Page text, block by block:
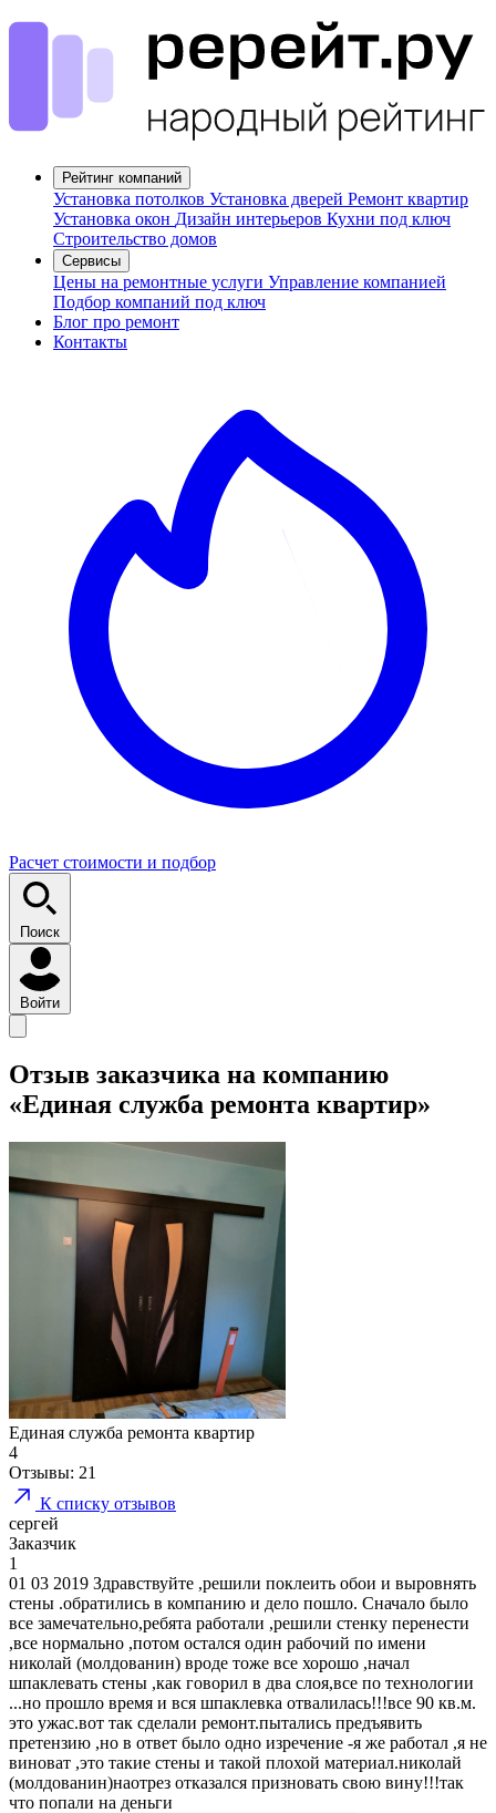
Рейтинг компаний
Установка потолков Установка дверей Ремонт квартир
Установка окон Дизайн интерьеров Кухни под ключ
Строительство домов
Сервисы
Цены на ремонтные услуги Управление компанией
Подбор компаний под ключ
Блог про ремонт
Контакты
Расчет стоимости и подбор
Поиск
Войти
Отзыв заказчика на компанию
«Единая служба ремонта квартир»
Единая служба ремонта квартир
4
Отзывы: 21
К списку отзывов
сергей
Заказчик
1
01 03 2019 Здравствуйте ,решили поклеить обои и выровнять
стены .обратились в компанию и дело пошло. Сначало было
все замечательно,ребята работали ,решили стенку перенести
,все нормально ,потом остался один рабочий по имени
николай (молдованин) вроде тоже все хорошо ,начал
шпаклевать стены ,как говорил в два слоя,все по технологии
...но прошло время и вся шпаклевка отвалилась!!!все 90 кв.м.
это ужас.вот так сделали ремонт.пытались предъявить
претензию ,но в ответ было одно изречение -я же работал ,я не
виноват ,это такие стены и такой плохой материал.николай
(молдованин)наотрез отказался призновать свою вину!!!так
что попали на деньги